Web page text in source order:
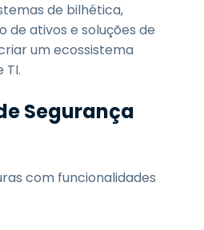
de bilhética,
ativos e soluções de
um ecossistema
TI.
Segurança
com funcionalidades